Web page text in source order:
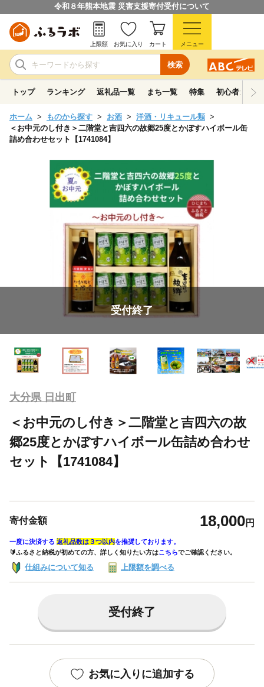
令和８年熊本地震 災害支援寄付受付について
検索
上限額 お気に入り カート メニュー
トップ ランキング 返礼品一覧 まち一覧 特集 初心者ガイド
ホーム ものから探す お酒
洋酒・リキュール類
＜お中元のし付き＞二階堂と吉四六の故郷25度とかぼすハイボール缶
詰め合わせセット【1741084】
受付終了
大分県 日出町
＜お中元のし付き＞二階堂と吉四六の故
郷25度とかぼすハイボール缶詰め合わせ
セット【1741084】
寄付金額 18,000円
一度に決済する 返礼品数は３つ以内を推奨しております。
🔰ふるさと納税が初めての方、詳しく知りたい方はこちらでご確認ください。
仕組みについて知る 上限額を調べる
受付終了
お気に入りに追加する